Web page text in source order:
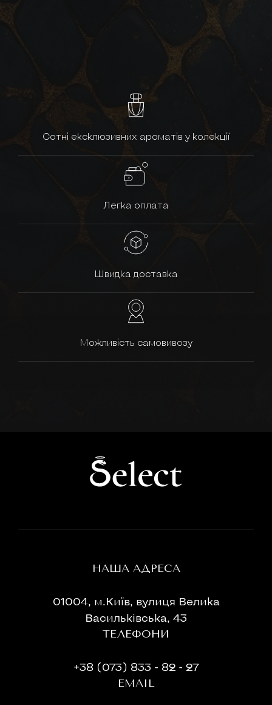
Сотні ексклюзивних ароматів у колекції
Легка оплата
Швидка доставка
Можливість самовивозу
НАША АДРЕСА
01004, м.Київ, вулиця Велика
Васильківська, 43
ТЕЛЕФОНИ
+38 (073) 833 - 82 - 27
EMAIL